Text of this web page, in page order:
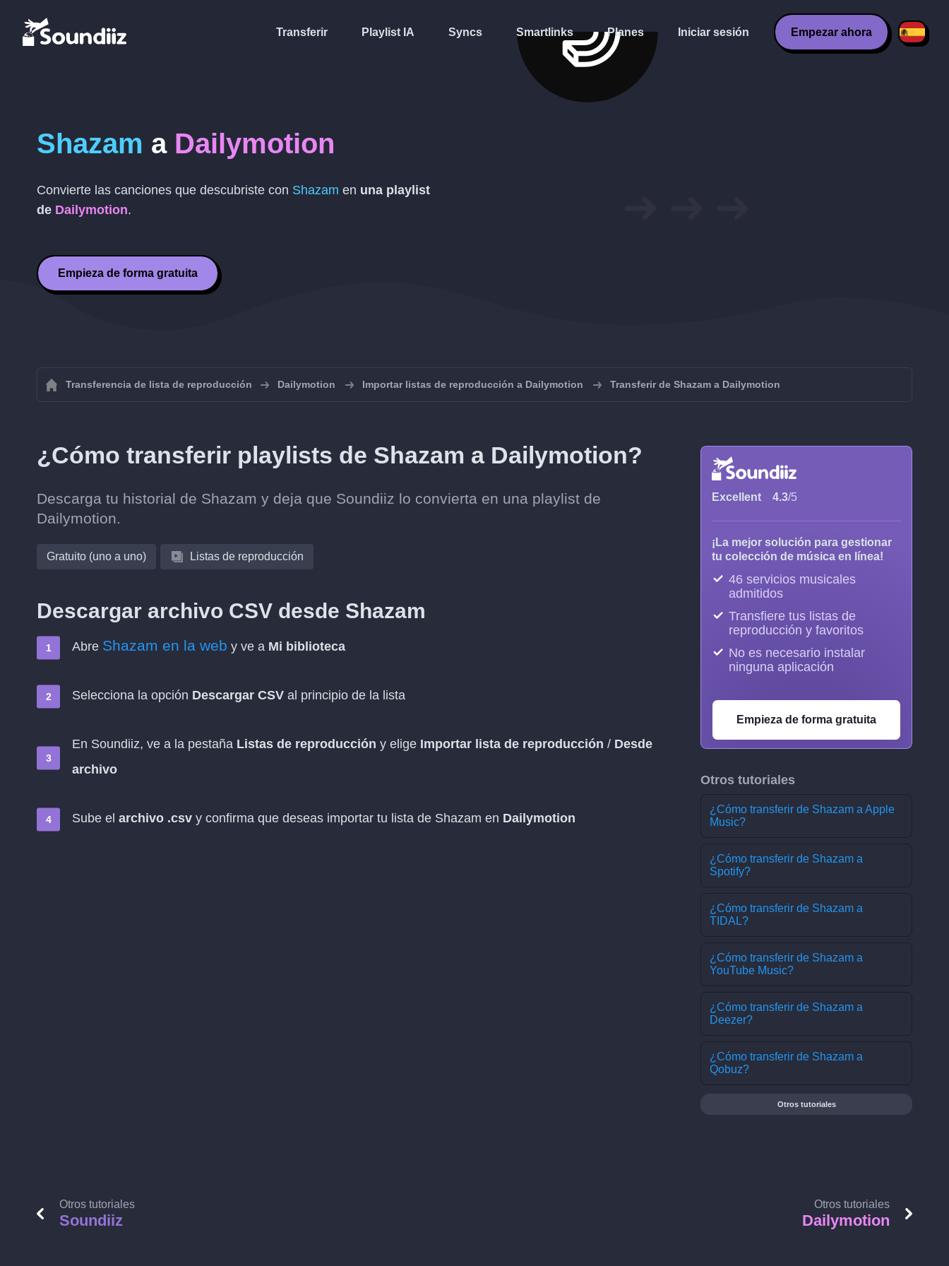
Transferir Playlist IA Syncs Smartlinks Planes Iniciar sesión Empezar ahora
Shazam a Dailymotion
Convierte las canciones que descubriste con Shazam en una playlist
de Dailymotion.
Empieza de forma gratuita
Transferencia de lista de reproducción Dailymotion Importar listas de reproducción a Dailymotion Transferir de Shazam a Dailymotion
¿Cómo transferir playlists de Shazam a Dailymotion?
Descarga tu historial de Shazam y deja que Soundiiz lo convierta en una playlist de
Dailymotion.
Gratuito (uno a uno) Listas de reproducción
Descargar archivo CSV desde Shazam
Abre Shazam en la web y ve a Mi biblioteca
Selecciona la opción Descargar CSV al principio de la lista
En Soundiiz, ve a la pestaña Listas de reproducción y elige Importar lista de reproducción / Desde
archivo
Sube el archivo .csv y confirma que deseas importar tu lista de Shazam en Dailymotion
Excellent 4.3/5
¡La mejor solución para gestionar
tu colección de música en línea!
46 servicios musicales
admitidos
Transfiere tus listas de
reproducción y favoritos
No es necesario instalar
ninguna aplicación
Empieza de forma gratuita
Otros tutoriales
¿Cómo transferir de Shazam a Apple
Music?
¿Cómo transferir de Shazam a
Spotify?
¿Cómo transferir de Shazam a
TIDAL?
¿Cómo transferir de Shazam a
YouTube Music?
¿Cómo transferir de Shazam a
Deezer?
¿Cómo transferir de Shazam a
Qobuz?
Otros tutoriales
Otros tutoriales
Soundiiz
Otros tutoriales
Dailymotion